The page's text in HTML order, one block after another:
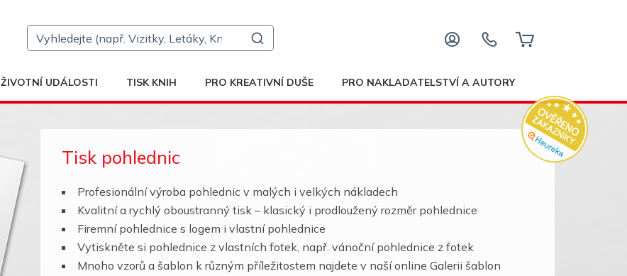
ŽIVOTNÍ UDÁLOSTI TISK KNIH PRO KREATIVNÍ DUŠE PRO NAKLADATELSTVÍ A AUTORY
Tisk pohlednic
Profesionální výroba pohlednic v malých i velkých nákladech
Kvalitní a rychlý oboustranný tisk – klasický i prodloužený rozměr pohlednice
Firemní pohlednice s logem i vlastní pohlednice
Vytiskněte si pohlednice z vlastních fotek, např. vánoční pohlednice z fotek
Mnoho vzorů a šablon k různým příležitostem najdete v naší online Galerii šablon